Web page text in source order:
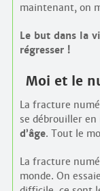
maintenant, on
Le but dans la
régresser !
Moi et le
La fracture
se débrouiller
d’âge. Tout le
La fracture
monde. On